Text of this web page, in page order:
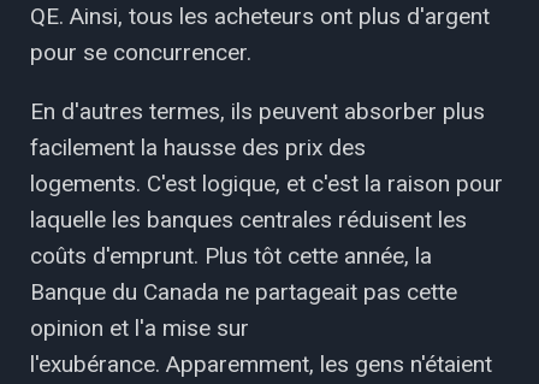
QE. Ainsi, tous les acheteurs ont plus d'argent
pour se concurrencer.
En d'autres termes, ils peuvent absorber plus
facilement la hausse des prix des
logements. C'est logique, et c'est la raison pour
laquelle les banques centrales réduisent les
coûts d'emprunt. Plus tôt cette année, la
Banque du Canada ne partageait pas cette
opinion et l'a mise sur
l'exubérance. Apparemment, les gens n'étaient